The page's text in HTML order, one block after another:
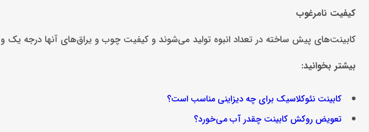
کیفیت نامرغوب
کابینت‌های پیش ساخته در تعداد انبوه تولید می‌شوند و کیفیت چوب و یراق‌های آنها درجه
بیشتر بخوانید:
کابینت نئوکلاسیک برای چه دیزاینی مناسب است؟
تعویض روکش کابینت چقدر آب می‌خورد؟